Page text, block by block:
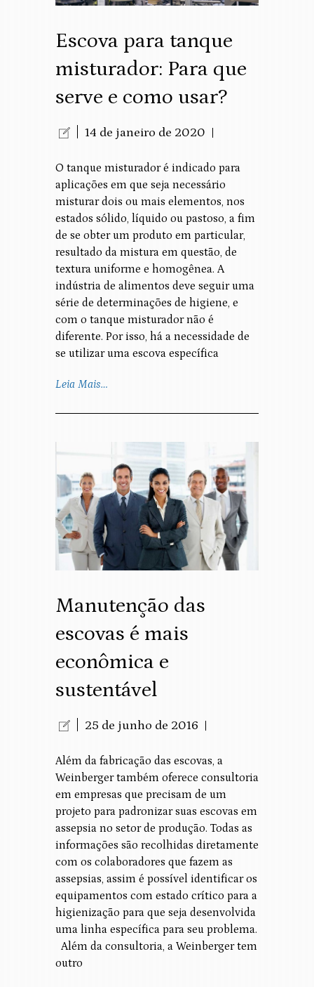
Escova para tanque
misturador: Para que
serve e como usar?
14 de janeiro de 2020
O tanque misturador é indicado para
aplicações em que seja necessário
misturar dois ou mais elementos, nos
estados sólido, líquido ou pastoso, a fim
de se obter um produto em particular,
resultado da mistura em questão, de
textura uniforme e homogênea. A
indústria de alimentos deve seguir uma
série de determinações de higiene, e
com o tanque misturador não é
diferente. Por isso, há a necessidade de
se utilizar uma escova específica
Leia Mais…
Manutenção das
escovas é mais
econômica e
sustentável
25 de junho de 2016
Além da fabricação das escovas, a
Weinberger também oferece consultoria
em empresas que precisam de um
projeto para padronizar suas escovas em
assepsia no setor de produção. Todas as
informações são recolhidas diretamente
com os colaboradores que fazem as
assepsias, assim é possível identificar os
equipamentos com estado crítico para a
higienização para que seja desenvolvida
uma linha específica para seu problema.
Além da consultoria, a Weinberger tem
outro